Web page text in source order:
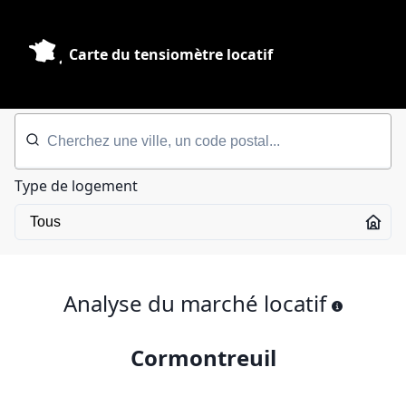
Carte du tensiomètre locatif
Type de logement
Analyse du marché locatif
Cormontreuil